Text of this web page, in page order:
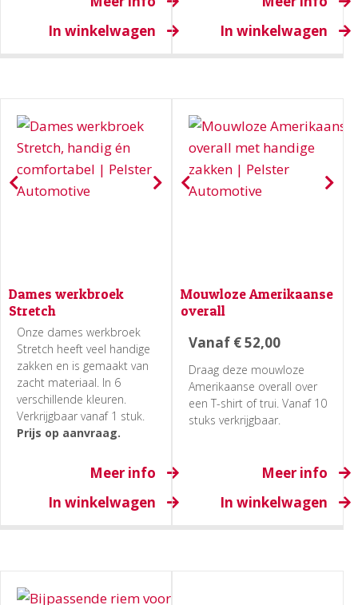
In winkelwagen
In winkelwagen
Dames werkbroek
Stretch
Meer info
In winkelwagen
Onze dames werkbroek
Stretch heeft veel handige
zakken en is gemaakt van
zacht materiaal. In 6
verschillende kleuren.
Verkrijgbaar vanaf 1 stuk.
Prijs op aanvraag.
Mouwloze Amerikaanse
overall
Vanaf €52,00
Meer info
In winkelwagen
Draag deze mouwloze
Amerikaanse overall over
een T-shirt of trui. Vanaf 10
stuks verkrijgbaar.